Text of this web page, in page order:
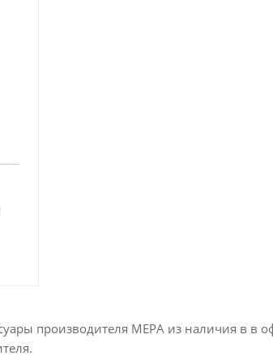
производителя MEPA из наличия в